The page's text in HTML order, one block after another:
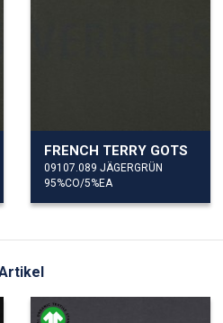
FRENCH TERRY GOTS
09107.089 JÄGERGRÜN
95%CO/5%EA